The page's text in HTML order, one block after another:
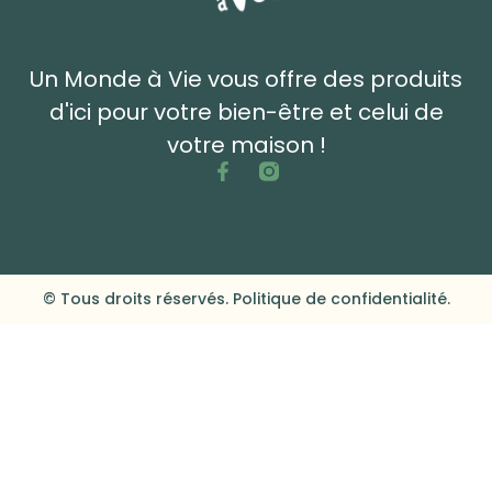
Un Monde à Vie vous offre des produits
d'ici pour votre bien-être et celui de
votre maison !
© Tous droits réservés. Politique de confidentialité.